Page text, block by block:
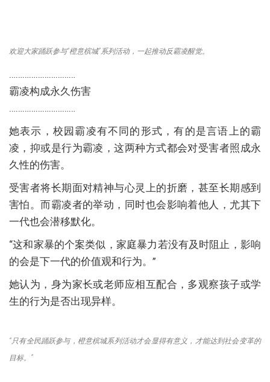
欢迎大家踊跃参与“橙意槟城”系列活动，一起推动反霸凌醒觉。
…………………………
霸凌构成永久伤害
…………………………
她表示，校园霸凌有不同的形式，有的是言语上的霸
凌，抑或是行为霸凌，这两种方式都会对受害者照成永
久性的伤害。
受害者将长期面对精神与心灵上的折磨，甚至长期感到
害怕。而霸凌者的举动，同时也会影响着他人，尤其下
一代也会潜移默化。
“这和家暴的个案类似，家庭暴力若没有及时阻止，影响
的会是下一代的价值观和行为。”
她认为，身为家长或老师应相互配合，多观察孩子或学
生的行为是否出现异样。
“只有全民踊跃参与，橙意槟城系列活动才会显得有意义，才能达到社会变革的
目标。”